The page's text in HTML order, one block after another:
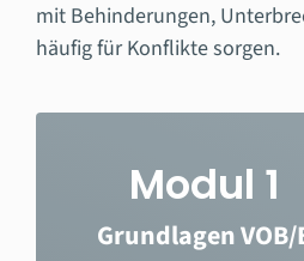
mit Behinderungen,
häufig für Konflikte sorgen.
Modul 1
Grundlagen VOB/